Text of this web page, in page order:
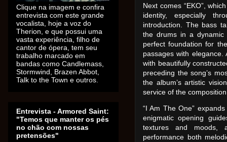
Next comes “EKO”,
identity, especially
introduction. The bass
the drums in a dynamic
perfect foundation for
passages with
with beautifully
preceding the song’s
the album’s artistic
service of the
“I Am The One”
enigmatic opening
textures and moods,
performance both
Clique na imagem e confira
entrevista com este grande
vocalista, hoje a voz do
Therion, e que possui uma
vasta experiência, filho de
cantor de ópera, tem seu
trabalho marcado em
bandas como Candlemass,
Stormwind, Brazen Abbot,
Talk to the Town e outros.
Entrevista - Armored Saint:
"Temos que manter os pés
no chão com nossas
pretensões"